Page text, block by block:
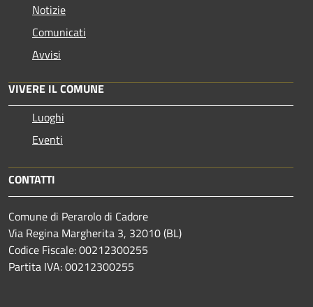
Notizie
Comunicati
Avvisi
VIVERE IL COMUNE
Luoghi
Eventi
CONTATTI
Comune di Perarolo di Cadore
Via Regina Margherita 3, 32010 (BL)
Codice Fiscale: 00212300255
Partita IVA: 00212300255